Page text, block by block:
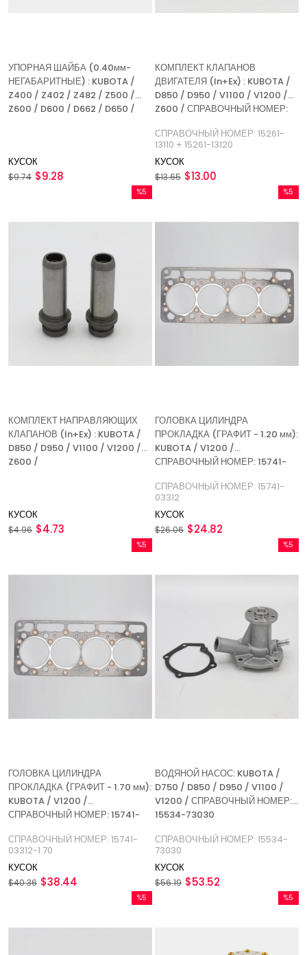
УПОРНАЯ ШАЙБА (0.40мм-
НЕГАБАРИТНЫЕ) : KUBOTA /
Z400 / Z402 / Z482 / Z500 /
Z600 / D600 / D662 / D650 /
КУСОК
$9.28
$9.74
КОМПЛЕКТ КЛАПАНОВ
ДВИГАТЕЛЯ (In+Ex) : KUBOTA /
D850 / D950 / V1100 / V1200 /
Z600 / СПРАВОЧНЫЙ НОМЕР:
СПРАВОЧНЫЙ НОМЕР: 15261-
13110 + 15261-13120
КУСОК
$13.00
$13.65
КОМПЛЕКТ НАПРАВЛЯЮЩИХ
КЛАПАНОВ (In+Ex) : KUBOTA /
D850 / D950 / V1100 / V1200 /
Z600 /
КУСОК
$4.73
$4.96
%5
%5Скидка
ГОЛОВКА ЦИЛИНДРА
ПРОКЛАДКА (ГРАФИТ - 1.20 мм):
KUBOTA / V1200 /
СПРАВОЧНЫЙ НОМЕР: 15741-
СПРАВОЧНЫЙ НОМЕР: 15741-
03312
КУСОК
$24.82
$26.06
%5
ГОЛОВКА ЦИЛИНДРА
ПРОКЛАДКА (ГРАФИТ - 1.70 мм):
KUBOTA / V1200 /
СПРАВОЧНЫЙ НОМЕР: 15741-
СПРАВОЧНЫЙ НОМЕР: 15741-
03312-1.70
КУСОК
$38.44
$40.36
%5
%5Скидка
ВОДЯНОЙ НАСОС: KUBOTA /
D750 / D850 / D950 / V1100 /
V1200 / СПРАВОЧНЫЙ НОМЕР:
15534-73030
СПРАВОЧНЫЙ НОМЕР: 15534-
73030
КУСОК
$53.52
$56.19
%5
%5
%5Скидка
%5